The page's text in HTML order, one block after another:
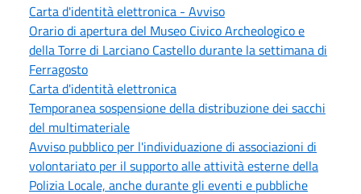
Carta d'identità elettronica - Avviso
Orario di apertura del Museo Civico Archeologico e
della Torre di Larciano Castello durante la settimana di
Ferragosto
Carta d'identità elettronica
Temporanea sospensione della distribuzione dei sacchi
del multimateriale
Avviso pubblico per l'individuazione di associazioni di
volontariato per il supporto alle attività esterne della
Polizia Locale, anche durante gli eventi e pubbliche